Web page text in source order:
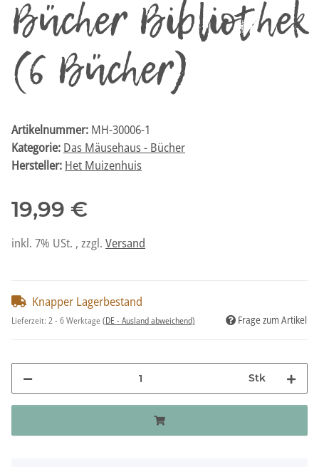
Bücher Bibliothek
(6 Bücher)
Artikelnummer: MH-30006-1
Kategorie: Das Mäusehaus - Bücher
Hersteller: Het Muizenhuis
19,99 €
inkl. 7% USt. , zzgl. Versand
Knapper Lagerbestand
Lieferzeit: 2 - 6 Werktage(DE - Ausland abweichend) Frage zum Artikel
Stk